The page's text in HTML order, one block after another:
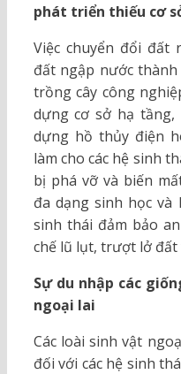
phát triển thiếu cơ
Việc chuyển đổi đất
đất ngập nước
trồng cây công
dựng cơ sở hạ tầng,
dựng hồ thủy điện
làm cho các hệ sinh
bị phá vỡ và biến
đa dạng sinh học và
sinh thái đảm bảo
chế lũ lụt, trượt lở
Sự du nhập các
ngoại lai
Các loài sinh vật
đối với các hệ sinh